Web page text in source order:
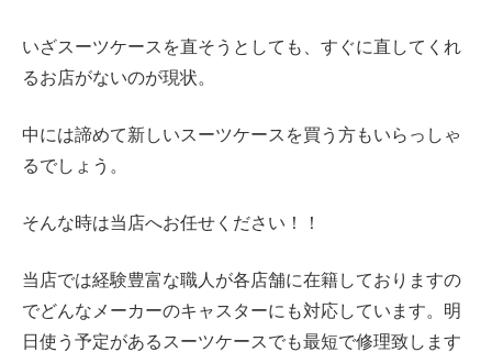
いざスーツケースを直そうとしても、すぐに直してくれ
るお店がないのが現状。
中には諦めて新しいスーツケースを買う方もいらっしゃ
るでしょう。
そんな時は当店へお任せください！！
当店では経験豊富な職人が各店舗に在籍しておりますの
でどんなメーカーのキャスターにも対応しています。明
日使う予定があるスーツケースでも最短で修理致します